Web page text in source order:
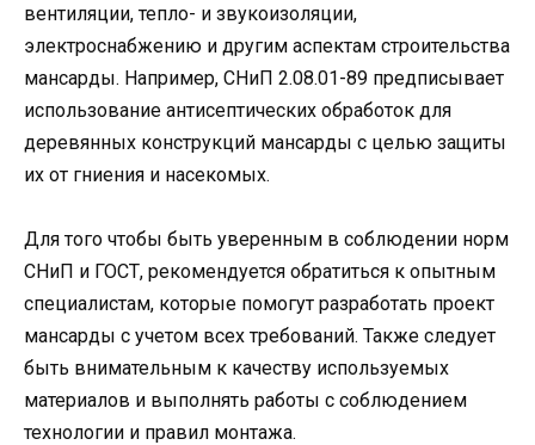
вентиляции, тепло- и звукоизоляции,
электроснабжению и другим аспектам строительства
мансарды. Например, СНиП 2.08.01-89 предписывает
использование антисептических обработок для
деревянных конструкций мансарды с целью защиты
их от гниения и насекомых.
Для того чтобы быть уверенным в соблюдении норм
СНиП и ГОСТ, рекомендуется обратиться к опытным
специалистам, которые помогут разработать проект
мансарды с учетом всех требований. Также следует
быть внимательным к качеству используемых
материалов и выполнять работы с соблюдением
технологии и правил монтажа.